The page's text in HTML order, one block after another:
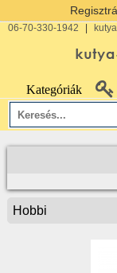
06-70-330-1942
Kategóriák
Hobbi